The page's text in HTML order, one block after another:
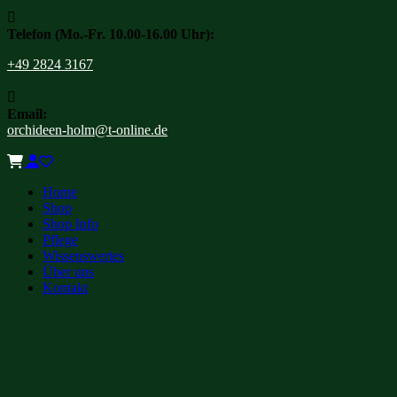

Telefon (Mo.-Fr. 10.00-16.00 Uhr):
+49 2824 3167

Email:
orchideen-holm@t-online.de
Home
Shop
Shop Info
Pflege
Wissenswertes
Über uns
Kontakt